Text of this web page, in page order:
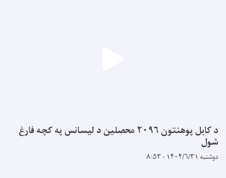
د کابل پوهنتون ۲۰۹۶ محصلین د لیسانس په کچه فارغ
شول
دوشنبه ۱۴۰۴/۶/۳۱ - ۸:۵۳